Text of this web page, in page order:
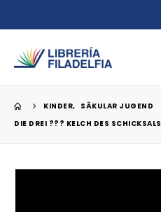
KINDER, SÄKULAR JUGEND
DIE DREI ??? KELCH DES SCHICKSALS